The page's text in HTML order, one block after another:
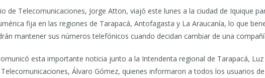
de Telecomunicaciones, Jorge Atton, viajó este lunes a la ciudad de Iquique
fija en las regiones de Tarapacá, Antofagasta y La Araucanía, lo que
mantener sus números telefónicos cuando decidan cambiar de una
esta importante noticia junto a la Intendenta regional de Tarapacá,
Álvaro Gómez, quienes informaron a todos los usuarios